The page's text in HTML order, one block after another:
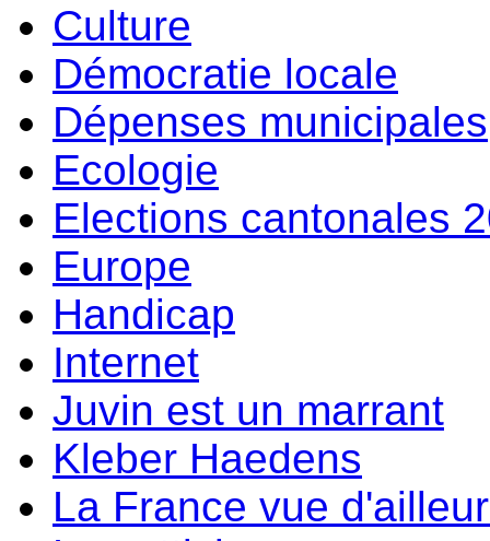
Culture
Démocratie locale
Dépenses municipales
Ecologie
Elections cantonales
Europe
Handicap
Internet
Juvin est un marrant
Kleber Haedens
La France vue